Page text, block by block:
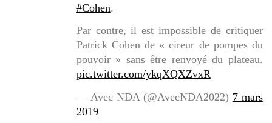
#Cohen.
Par contre, il est impossible de critiquer
Patrick Cohen de « cireur de pompes du
pouvoir » sans être renvoyé du plateau.
pic.twitter.com/ykqXQXZvxR
— Avec NDA (@AvecNDA2022) 7 mars
2019